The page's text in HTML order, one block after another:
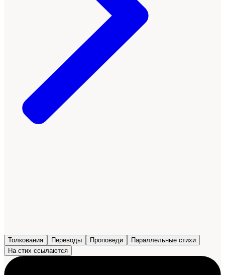
Толкования Переводы Проповеди
Параллельные стихи
На стих ссылаются